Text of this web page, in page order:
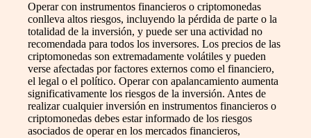
Operar con instrumentos financieros o criptomonedas
conlleva altos riesgos, incluyendo la pérdida de parte o la
totalidad de la inversión, y puede ser una actividad no
recomendada para todos los inversores. Los precios de las
criptomonedas son extremadamente volátiles y pueden
verse afectadas por factores externos como el financiero,
el legal o el político. Operar con apalancamiento aumenta
significativamente los riesgos de la inversión. Antes de
realizar cualquier inversión en instrumentos financieros o
criptomonedas debes estar informado de los riesgos
asociados de operar en los mercados financieros,